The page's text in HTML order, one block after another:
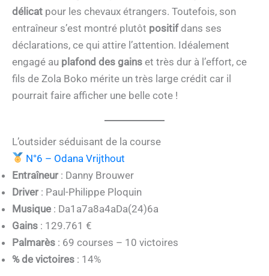
délicat pour les chevaux étrangers. Toutefois, son
entraîneur s’est montré plutôt positifdans ses
déclarations, ce qui attire l’attention. Idéalement
engagé au plafond des gains et très dur à l’effort, ce
fils de Zola Boko mérite un très large crédit car il
pourrait faire afficher une belle cote !
L’outsider séduisant de la course
N°6 – Odana Vrijthout
Entraîneur: Danny Brouwer
Driver: Paul-Philippe Ploquin
Musique : Da1a7a8a4aDa(24)6a
Gains : 129.761 €
Palmarès : 69 courses – 10 victoires
% de victoires : 14%